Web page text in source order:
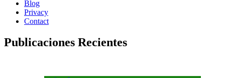
Blog
Privacy
Contact
Publicaciones Recientes